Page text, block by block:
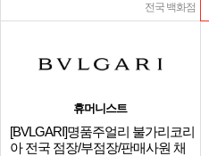
전국 백화점
휴머니스트
[BVLGARI]명품주얼리 불가리코리
아 전국 점장/부점장/판매사원 채